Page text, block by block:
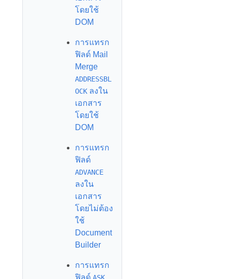
โดยใช้
DOM
การแทรก
ฟิลด์ Mail
Merge
ADDRESSBL
OCKลงใน
เอกสาร
โดยใช้
DOM
การแทรก
ฟิลด์
ADVANCE
ลงใน
เอกสาร
โดยไม่ต้อง
ใช้
Document
Builder
การแทรก
ฟิลด์